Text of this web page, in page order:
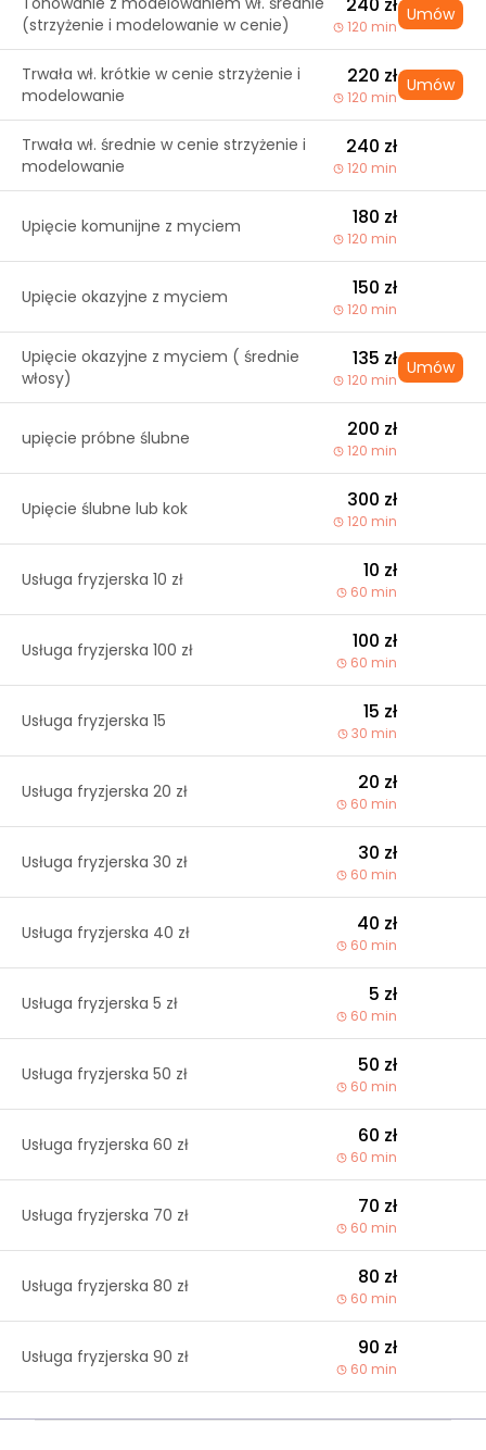
(strzyżenie i modelowanie w cenie)
120 min
Umów
Trwała wł. krótkie w cenie strzyżenie i
modelowanie
220 zł
120 min
Umów
Trwała wł. średnie w cenie strzyżenie i
modelowanie
240 zł
120 min
Upięcie komunijne z myciem 180 zł
120 min
Upięcie okazyjne z myciem 150 zł
120 min
Upięcie okazyjne z myciem ( średnie
włosy)
135 zł
120 min
Umów
upięcie próbne ślubne 200 zł
120 min
Upięcie ślubne lub kok 300 zł
120 min
Usługa fryzjerska 10 zł 10 zł
60 min
Usługa fryzjerska 100 zł 100 zł
60 min
Usługa fryzjerska 15 15 zł
30 min
Usługa fryzjerska 20 zł 20 zł
60 min
Usługa fryzjerska 30 zł 30 zł
60 min
Usługa fryzjerska 40 zł 40 zł
60 min
Usługa fryzjerska 5 zł 5 zł
60 min
Usługa fryzjerska 50 zł 50 zł
60 min
Usługa fryzjerska 60 zł 60 zł
60 min
Usługa fryzjerska 70 zł 70 zł
60 min
Usługa fryzjerska 80 zł 80 zł
60 min
Usługa fryzjerska 90 zł 90 zł
60 min